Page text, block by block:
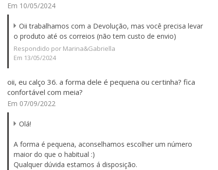
Em 10/05/2024
Oii trabalhamos com a Devolução, mas você precisa levar
o produto até os correios (não tem custo de envio)
Respondido por Marina&Gabriella
Em 13/05/2024
oii, eu calço 36. a forma dele é pequena ou certinha? fica
confortável com meia?
Em 07/09/2022
Olá!
A forma é pequena, aconselhamos escolher um número
maior do que o habitual :)
Qualquer dúvida estamos á disposição.